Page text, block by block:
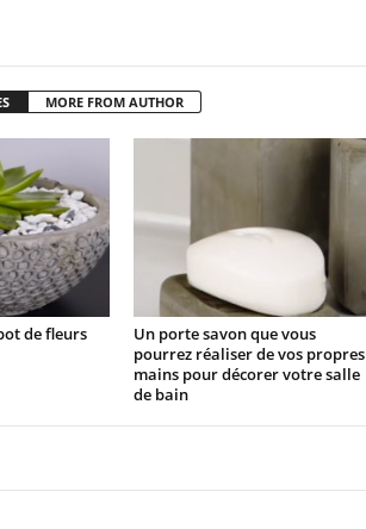
MORE FROM AUTHOR
de fleurs
Un porte savon que vous
pourrez réaliser de vos propres
mains pour décorer votre salle
de bain